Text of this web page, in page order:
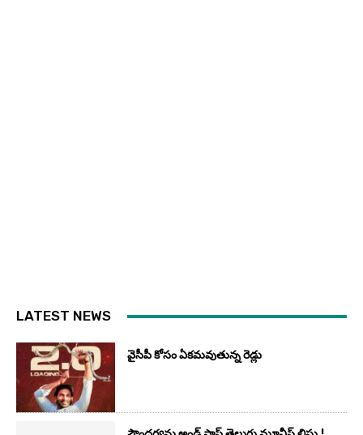
LATEST NEWS
వైసీపీ కోసం ఏక‌మ‌వుతున్న రెడ్లు